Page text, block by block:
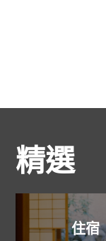
精選
住宿